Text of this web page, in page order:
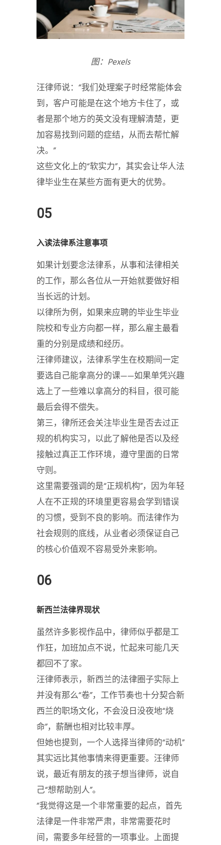
图：Pexels
汪律师说：“我们处理案子时经常能体会
到，客户可能是在这个地方卡住了，或
者是那个地方的英文没有理解清楚，更
加容易找到问题的症结，从而去帮忙解
决。”
这些文化上的“软实力”，其实会让华人法
律毕业生在某些方面有更大的优势。
05
入读法律系注意事项
如果计划要念法律系，从事和法律相关
的工作，那么各位从一开始就要做好相
当长远的计划。
以律所为例，如果来应聘的毕业生毕业
院校和专业方向都一样，那么雇主最看
重的分别是成绩和经历。
汪律师建议，法律系学生在校期间一定
要选自己能拿高分的课——如果单凭兴趣
选上了一些难以拿高分的科目，很可能
最后会得不偿失。
第三，律所还会关注毕业生是否去过正
规的机构实习，以此了解他是否以及经
接触过真正工作环境，遵守里面的日常
守则。
这里需要强调的是“正规机构”，因为年轻
人在不正规的环境里更容易会学到错误
的习惯，受到不良的影响。而法律作为
社会规则的底线，从业者必须保证自己
的核心价值观不容易受外来影响。
06
新西兰法律界现状
虽然许多影视作品中，律师似乎都是工
作狂，加班加点不说，忙起来可能几天
都回不了家。
汪律师表示，新西兰的法律圈子实际上
并没有那么“卷”，工作节奏也十分契合新
西兰的职场文化，不会没日没夜地“烧
命”，薪酬也相对比较丰厚。
但她也提到，一个人选择当律师的“动机”
其实远比其他事情来得更重要。汪律师
说，最近有朋友的孩子想当律师，说自
己“想帮助别人”。
“我觉得这是一个非常重要的起点，首先
法律是一件非常严肃，非常需要花时
间，需要多年经营的一项事业。上面提